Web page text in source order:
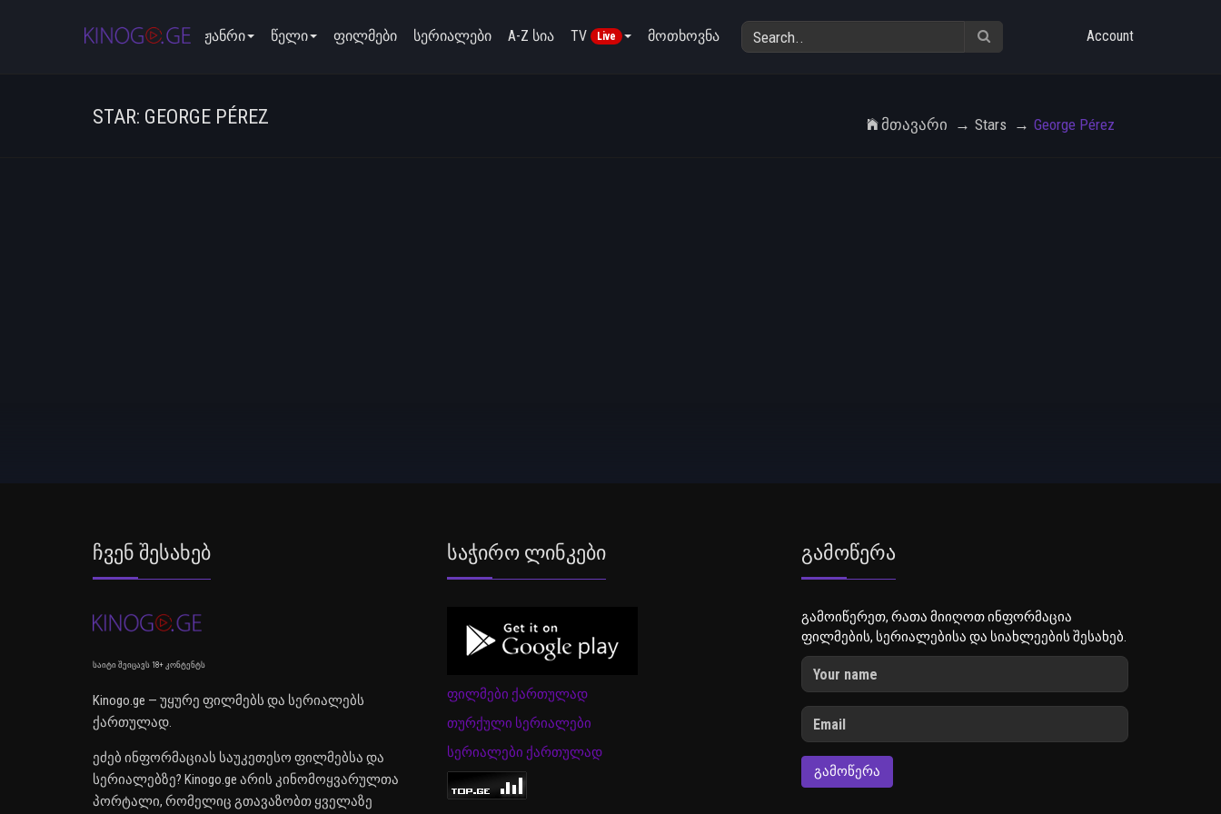
ჟანრი წელი ფილმები სერიალები A-Z სია TV Live მოთხოვნა Account
STAR: GEORGE PÉREZ Მთავარი Stars George Pérez
Ჩვენ Შესახებ
საიტი შეიცავს 18+ კონტენტს
Kinogo.ge — უყურე ფილმებს და სერიალებს
ქართულად.
ეძებ ინფორმაციას საუკეთესო ფილმებსა და
სერიალებზე? Kinogo.ge არის კინომოყვარულთა
პორტალი, რომელიც გთავაზობთ ყველაზე
Საჭირო Ლინკები
ფილმები ქართულად
თურქული სერიალები
სერიალები ქართულად
Გამოწერა
გამოიწერეთ, რათა მიიღოთ ინფორმაცია
ფილმების, სერიალებისა და სიახლეების შესახებ.
ᲒᲐᲛᲝᲬᲔᲠᲐ